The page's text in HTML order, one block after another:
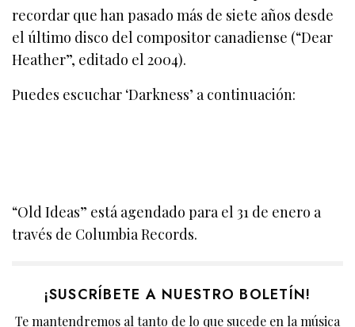
recordar que han pasado más de siete años desde
el último disco del compositor canadiense (“Dear
Heather”, editado el 2004).
Puedes escuchar ‘Darkness’ a continuación:
“Old Ideas” está agendado para el 31 de enero a
través de Columbia Records.
¡SUSCRÍBETE A NUESTRO BOLETÍN!
Te mantendremos al tanto de lo que sucede en la música